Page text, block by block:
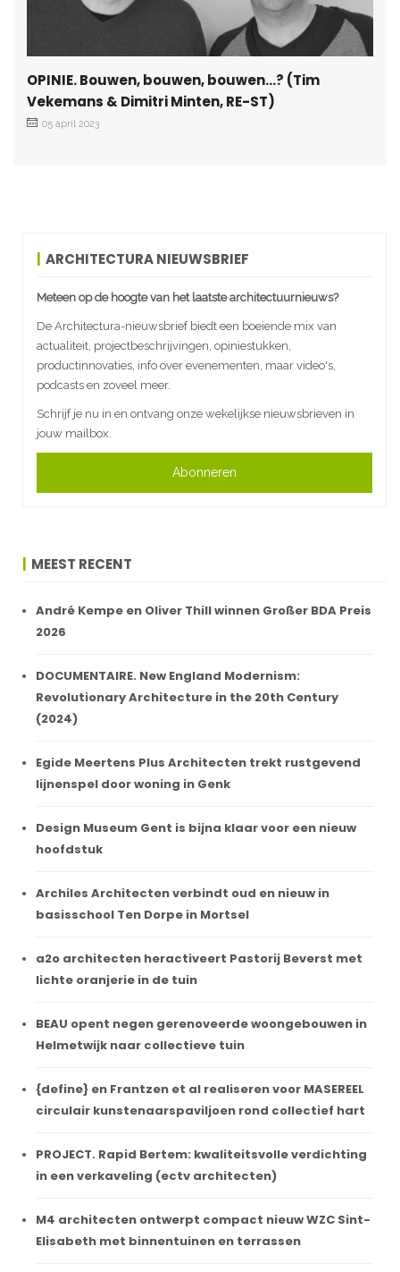
OPINIE. Bouwen, bouwen, bouwen…? (Tim
Vekemans & Dimitri Minten, RE-ST)
05 april 2023
ARCHITECTURA NIEUWSBRIEF
Meteen op de hoogte van het laatste architectuurnieuws?
De Architectura-nieuwsbrief biedt een boeiende mix van
actualiteit, projectbeschrijvingen, opiniestukken,
productinnovaties, info over evenementen, maar video's,
podcasts en zoveel meer.
Schrijf je nu in en ontvang onze wekelijkse nieuwsbrieven in
jouw mailbox.
Abonneren
MEEST RECENT
André Kempe en Oliver Thill winnen Großer BDA Preis
2026
DOCUMENTAIRE. New England Modernism:
Revolutionary Architecture in the 20th Century
(2024)
Egide Meertens Plus Architecten trekt rustgevend
lijnenspel door woning in Genk
Design Museum Gent is bijna klaar voor een nieuw
hoofdstuk
Archiles Architecten verbindt oud en nieuw in
basisschool Ten Dorpe in Mortsel
a2o architecten heractiveert Pastorij Beverst met
lichte oranjerie in de tuin
BEAU opent negen gerenoveerde woongebouwen in
Helmetwijk naar collectieve tuin
{define} en Frantzen et al realiseren voor MASEREEL
circulair kunstenaarspaviljoen rond collectief hart
PROJECT. Rapid Bertem: kwaliteitsvolle verdichting
in een verkaveling (ectv architecten)
M4 architecten ontwerpt compact nieuw WZC Sint-
Elisabeth met binnentuinen en terrassen